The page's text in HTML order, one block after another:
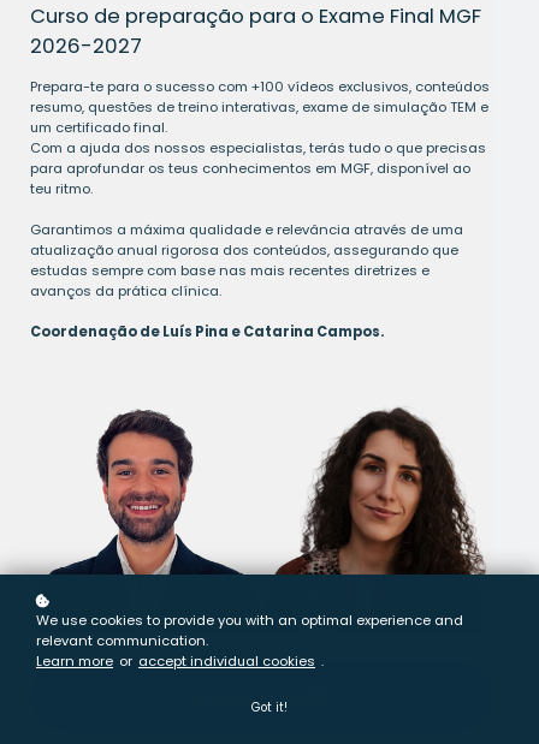
Curso de preparação para o Exame Final MGF
2026-2027
Prepara-te para o sucesso com +100 vídeos exclusivos, conteúdos
resumo, questões de treino interativas, exame de simulação TEM e
um certificado final.
Com a ajuda dos nossos especialistas, terás tudo o que precisas
para aprofundar os teus conhecimentos em MGF, disponível ao
teu ritmo.
Garantimos a máxima qualidade e relevância através de uma
atualização anual rigorosa dos conteúdos, assegurando que
estudas sempre com base nas mais recentes diretrizes e
avanços da prática clínica.
Coordenação de Luís Pina e Catarina Campos.
Inscrição €950
We use cookies to provide you with an optimal experience and
relevant communication.
Learn more or accept individual cookies .
Got it!